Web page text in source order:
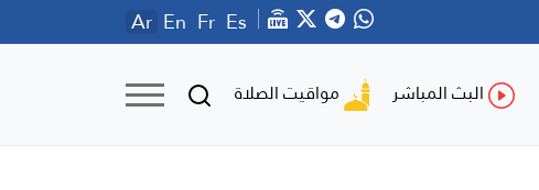
Ar En Fr Es
البث المباشر مواقيت الصلاة